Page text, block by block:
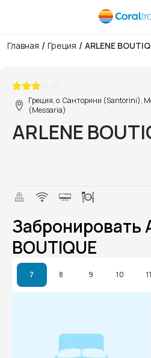
Главная / Греция / ARLENE
Греция, о. Санторини (Santorini),
(Messaria)
ARLENE
Забронировать
BOUTIQUE
7 8 9 10 11